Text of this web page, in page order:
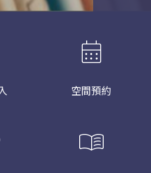
calendar_month
空間預約
menu_book